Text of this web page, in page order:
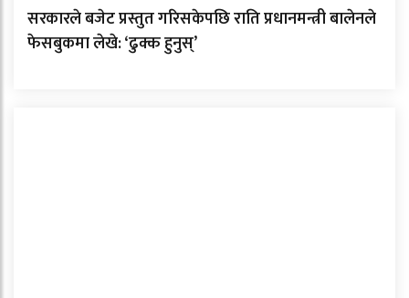
सरकारले बजेट प्रस्तुत गरिसकेपछि राति प्रधानमन्त्री बालेनले
फेसबुकमा लेखे: ‘ढुक्क हुनुस्’